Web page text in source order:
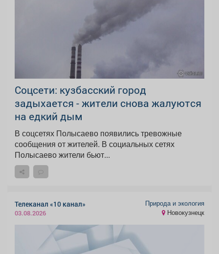
Соцсети: кузбасский город
задыхается - жители снова жалуются
на едкий дым
В соцсетях Полысаево появились тревожные
сообщения от жителей. В социальных сетях
Полысаево жители бьют...
Телеканал «10 канал»
03.08.2026
Природа и экология
Новокузнецк